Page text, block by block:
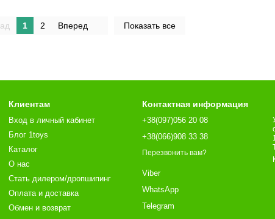
1 2 Вперед Показать все
Клиентам
Вход в личный кабинет
Блог 1toys
Каталог
О нас
Стать дилером/дропшипинг
Оплата и доставка
Обмен и возврат
Контактная информация
+38(097)056 20 08
+38(066)908 33 38
Перезвонить вам?
Viber
WhatsApp
Telegram